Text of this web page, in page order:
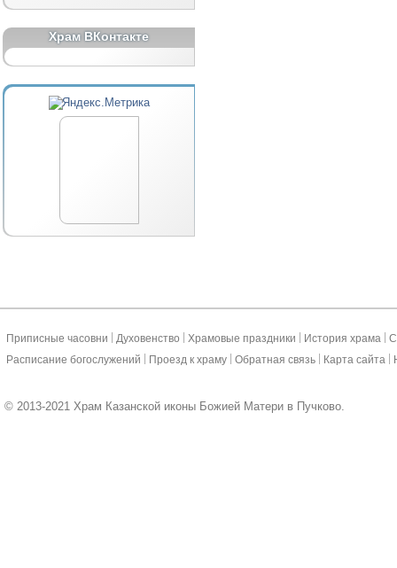
Храм ВКонтакте
Приписные часовни Духовенство Храмовые праздники История храма
Расписание богослужений
Проезд к храму Обратная связь Карта сайта
© 2013-2021 Храм Казанской иконы Божией Матери в Пучково.